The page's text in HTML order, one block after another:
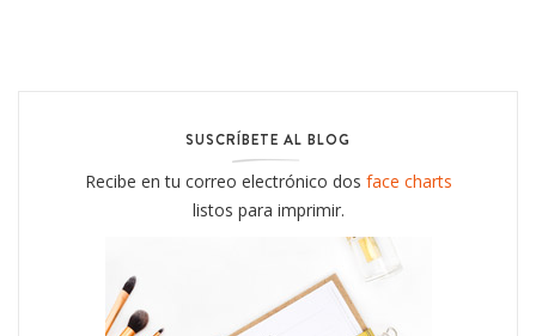
SUSCRÍBETE AL BLOG
Recibe en tu correo electrónico dos face charts
listos para imprimir.